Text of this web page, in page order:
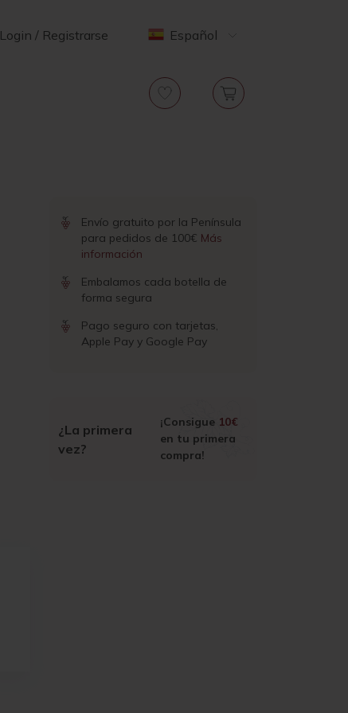
Login / Registrarse Español
Envío gratuito por la Península
para pedidos de 100€ Más
información
Embalamos cada botella de
forma segura
Pago seguro con tarjetas,
Apple Pay y Google Pay
¿La primera
vez?
¡Consigue 10€
en tu primera
compra!